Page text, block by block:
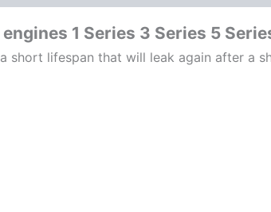
3
5
X3
Z4
1 Series 3 Series 5
short lifespan that will leak again after a